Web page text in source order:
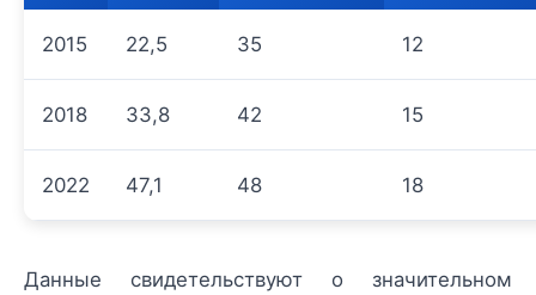
2015 22,5 35 12
2018 33,8 42 15
2022 47,1 48 18
Данные свидетельствуют о значительном